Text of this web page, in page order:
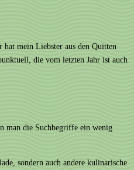
mein Liebster aus den Quitten
die vom letzten Jahr ist auch
man die Suchbegriffe ein wenig
sondern auch andere kulinarische